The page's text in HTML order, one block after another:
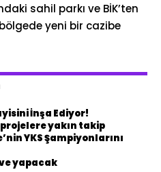
sahil parkı ve BİK’ten
yeni bir cazibe
İnşa Ediyor!
yakın takip
YKS Şampiyonlarını
yapacak